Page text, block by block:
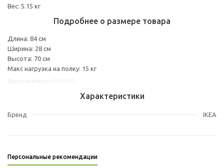
Вес: 5.15 кг
Подробнее о размере товара
Длина: 84 см
Ширина: 28 см
Высота: 70 см
Макс нагрузка на полку: 15 кг
Характеристики
Бренд IKEA
Персональные рекомендации